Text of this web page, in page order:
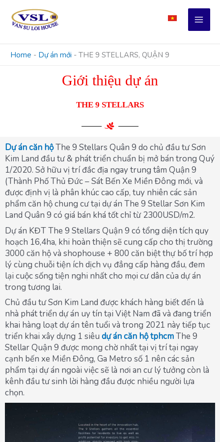
content
Home - Dự án mới - THE 9 STELLARS, QUẬN 9
Giới thiệu dự án
THE 9 STELLARS
Dự án căn hộThe 9 Stellars Quân 9 do chủ đầu tư Sơn
Kim Land đầu tư & phát triển chuẩn bị mở bán trong Quý
1/2020. Sở hữu vị trí đắc địa ngay trung tâm Quận 9
(Thành Phố Thủ Đức – Sát Bến Xe Miền Đông mới, và
được định vị là phân khúc cao cấp, tuy nhiên các sản
phẩm căn hộ chung cư tại dự án The 9 Stellar Sơn Kim
Land Quân 9 có giá bán khá tốt chỉ từ 2300USD/m2.
Dự án KĐT The 9 Stellars Quận 9 có tổng diện tích quy
hoạch 16,4ha, khi hoàn thiện sẽ cung cấp cho thị trường
3000 căn hộ và shophouse + 800 căn biệt thự bố trí hợp
lý cùng chuỗi tiện ích dịch vụ đẳng cấp hàng đầu, đem
lại cuộc sống tiện nghi nhất cho mọi cư dân của dự án
trong tương lai.
Chủ đầu tư Sơn Kim Land được khách hàng biết đến là
nhà phát triển dự án uy tín tại Việt Nam đã và đang triển
khai hàng loạt dự án tên tuổi và trong 2021 này tiếp tục
triển khai xây dựng 1 siêu dự án căn hộ tphcmThe 9
Stellar Quận 9 được mong chờ nhất tại vị trí tại ngay
cạnh bến xe Miền Đông, Ga Metro số 1 nên các sản
phẩm tại dự án ngoài việc sẽ là nơi an cư lý tưởng còn là
kênh đầu tư sinh lời hàng đầu được nhiều người lựa
chọn.